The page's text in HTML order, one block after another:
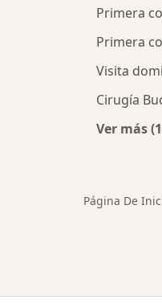
Primera
Primera
Visita
Cirugía
Ver más
Página De